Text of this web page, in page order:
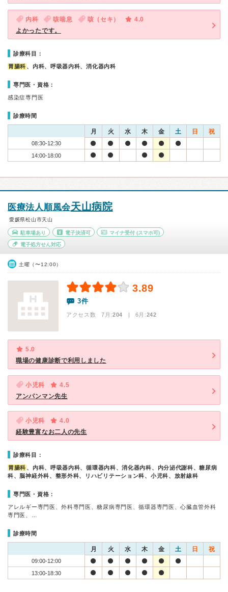
内科 咳喘息 咳（セキ）
4.0
よかったです。
診療科目：
胃腸科 、内科、呼吸器内科、消化器内科
専門医・資格：
感染症専門医
診療時間
月 火 水 木 金 土 日 祝
08:30-12:30
14:00-18:00
医療法人順風会天山病院
愛媛県松山市天山
駐車場あり 電子決済可 マイナ受付 (スマホ可)
電子処方せん対応
土曜（〜12:00）
3.89
3件
アクセス数 7月:204 | 6月:242
5.0
職場の健康診断で利用しました
小児科
4.5
アンパンマン先生
小児科
4.0
経験豊富なお二人の先生
診療科目：
胃腸科 、内科、呼吸器内科、循環器内科、消化器内科、内分泌代謝科、糖尿病
科、脳神経外科、整形外科、リハビリテーション科、小児科、放射線科
専門医・資格：
アレルギー専門医、外科専門医、糖尿病専門医、循環器専門医、心臓血管外科
専門医、…
診療時間
月 火 水 木 金 土 日 祝
09:00-12:00
13:00-18:30